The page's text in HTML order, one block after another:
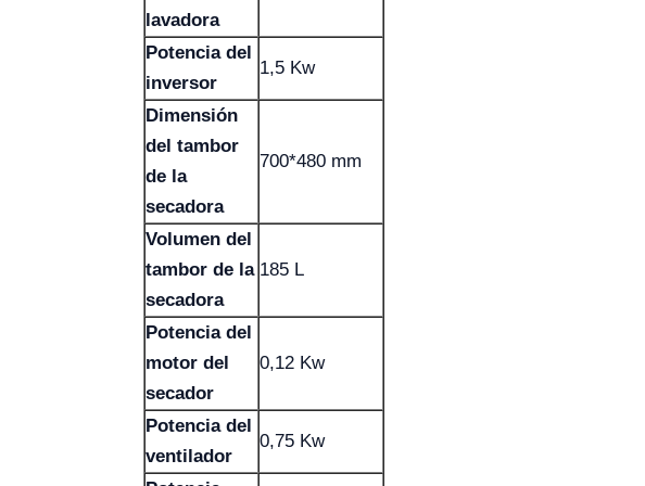
lavadora
Potencia del
inversor
1,5 Kw
Dimensión
del tambor
de la
secadora
700*480 mm
Volumen del
tambor de la
secadora
185 L
Potencia del
motor del
secador
0,12 Kw
Potencia del
ventilador
0,75 Kw